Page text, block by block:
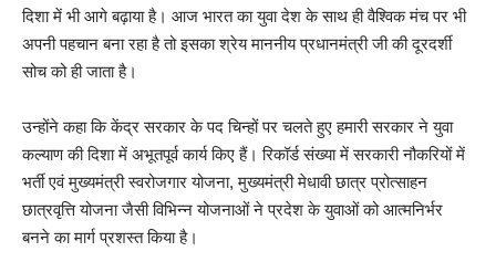
दिशा में भी आगे बढ़ाया है। आज भारत का युवा देश के साथ ही वैश्विक मंच पर भी
अपनी पहचान बना रहा है तो इसका श्रेय माननीय प्रधानमंत्री जी की दूरदर्शी
सोच को ही जाता है।
उन्होंने कहा कि केंद्र सरकार के पद चिन्हों पर चलते हुए हमारी सरकार ने युवा
कल्याण की दिशा में अभूतपूर्व कार्य किए हैं। रिकॉर्ड संख्या में सरकारी नौकरियों में
भर्ती एवं मुख्यमंत्री स्वरोजगार योजना, मुख्यमंत्री मेधावी छात्र प्रोत्साहन
छात्रवृत्ति योजना जैसी विभिन्न योजनाओं ने प्रदेश के युवाओं को आत्मनिर्भर
बनने का मार्ग प्रशस्त किया है।